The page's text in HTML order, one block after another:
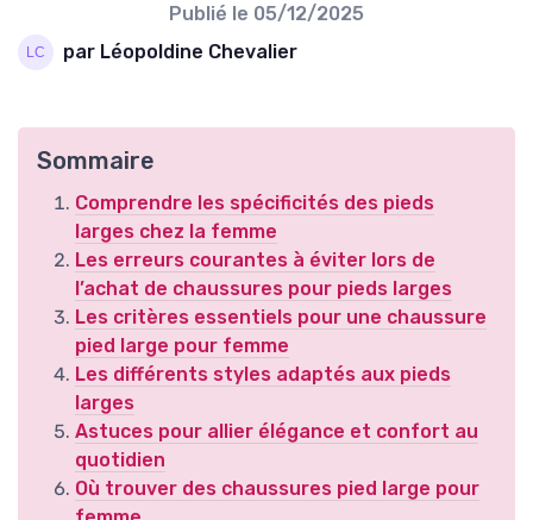
Publié le 05/12/2025
par Léopoldine Chevalier
Sommaire
Comprendre les spécificités des pieds
larges chez la femme
Les erreurs courantes à éviter lors de
l’achat de chaussures pour pieds larges
Les critères essentiels pour une chaussure
pied large pour femme
Les différents styles adaptés aux pieds
larges
Astuces pour allier élégance et confort au
quotidien
Où trouver des chaussures pied large pour